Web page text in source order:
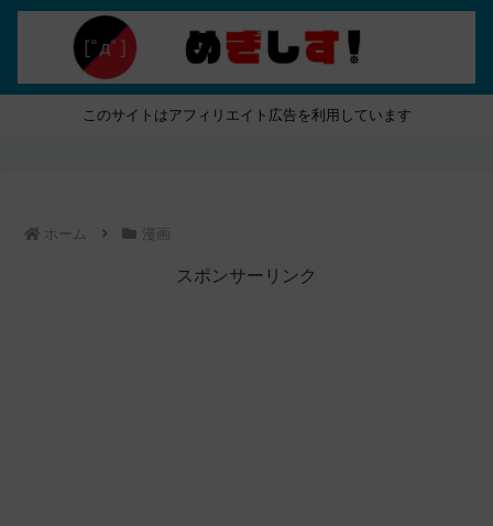
このサイトはアフィリエイト広告を利用しています
ホーム 漫画
スポンサーリンク